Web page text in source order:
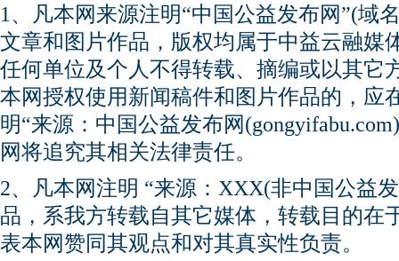
1、凡本网来源注明“中国公益发布网”(域
文章和图片作品，版权均属于中益云融媒
任何单位及个人不得转载、摘编或以其它
本网授权使用新闻稿件和图片作品的，应
明“来源：中国公益发布网
网将追究其相关法律责任。
2、凡本网注明 “来源：XXX(非中国公益
品，系我方转载自其它媒体，转载目的在
表本网赞同其观点和对其真实性负责。